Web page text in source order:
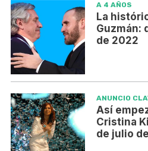
A 4 AÑOS
La
Guzmán:
de 2022
ANUNCIO
Así
Cristina
de julio